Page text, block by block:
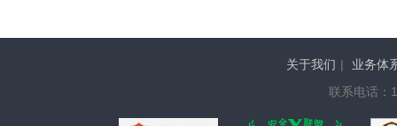
关于我们 |
业务体
联系电话